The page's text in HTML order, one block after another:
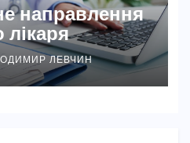
направлення
лікаря
ЛЕВЧИН